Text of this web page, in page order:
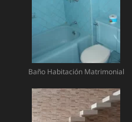
Baño Habitación Matrimonial